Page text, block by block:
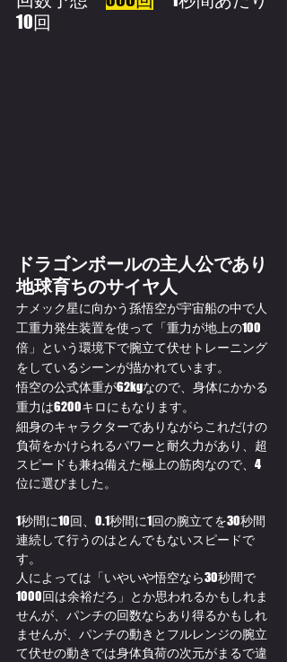
10回
ドラゴンボールの主人公であり
地球育ちのサイヤ人
ナメック星に向かう孫悟空が宇宙船の中で人
工重力発生装置を使って「重力が地上の100
倍」という環境下で腕立て伏せトレーニング
をしているシーンが描かれています。
悟空の公式体重が62kgなので、身体にかかる
重力は6200キロにもなります。
細身のキャラクターでありながらこれだけの
負荷をかけられるパワーと耐久力があり、超
スピードも兼ね備えた極上の筋肉なので、4
位に選びました。
1秒間に10回、0.1秒間に1回の腕立てを30秒間
連続して行うのはとんでもないスピードで
す。
人によっては「いやいや悟空なら30秒間で
1000回は余裕だろ」とか思われるかもしれま
せんが、パンチの回数ならあり得るかもしれ
ませんが、パンチの動きとフルレンジの腕立
て伏せの動きでは身体負荷の次元がまるで違